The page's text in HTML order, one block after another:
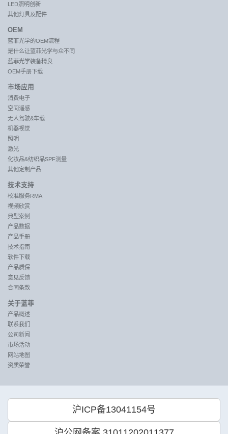
LED照明创新
其他灯具及配件
OEM
蓝菲光学的OEM流程
是什么让蓝菲光学与众不同
蓝菲光学装备精良
OEM手册下载
市场应用
消费电子
空间遥感
无人驾驶&车载
机器视觉
照明
激光
化妆品&纺织品SPF测量
其他定制产品
技术支持
校准服务RMA
视频欣赏
典型案例
产品数据
产品手册
技术指南
软件下载
产品质保
意见反馈
合同条款
关于蓝菲
产品概述
联系我们
公司新闻
市场活动
网站地图
资质荣誉
沪ICP备13041154号